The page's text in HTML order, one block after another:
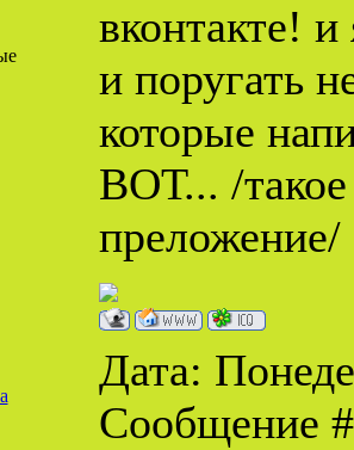
вконтакте!
и поругать
которые
ВОТ... /
преложение/
Дата:
Сообщение